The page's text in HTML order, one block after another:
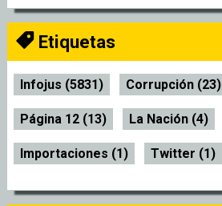
Etiquetas
Infojus (5831) Corrupción (23)
Página 12 (13) La Nación (4)
Importaciones (1) Twitter (1)